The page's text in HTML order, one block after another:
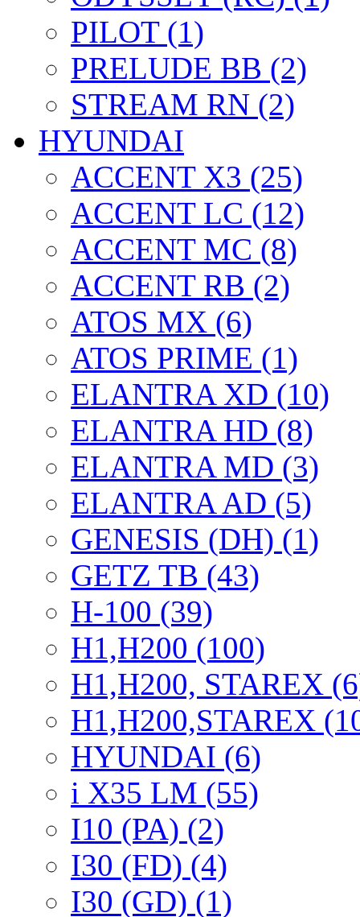
PILOT (1)
PRELUDE BB (2)
STREAM RN (2)
HYUNDAI
ACCENT X3 (25)
ACCENT LC (12)
ACCENT MC (8)
ACCENT RB (2)
ATOS MX (6)
ATOS PRIME (1)
ELANTRA XD (10)
ELANTRA HD (8)
ELANTRA MD (3)
ELANTRA AD (5)
GENESIS (DH) (1)
GETZ TB (43)
H-100 (39)
H1,H200 (100)
H1,H200, STAREX
H1,H200,STAREX
HYUNDAI (6)
i X35 LM (55)
I10 (PA) (2)
I30 (FD) (4)
I30 (GD) (1)